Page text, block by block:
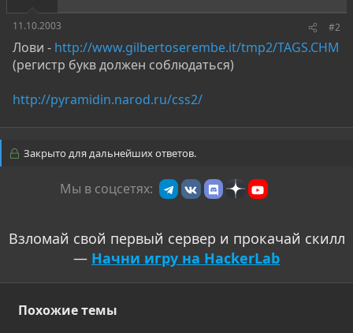
11.10.2003 #2
Лови - http://www.gilbertoserembe.it/tmp2/TAGS.CHM
(регистр букв должен соблюдаться)
http://pyramidin.narod.ru/css2/
Закрыто для дальнейших ответов.
Мы в соцсетях:
Взломай свой первый сервер и прокачай скилл
— Начни игру на HackerLab
Похожие темы